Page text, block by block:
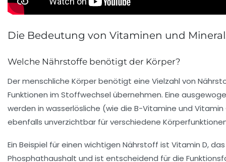
Die Bedeutung von Vitaminen und
Welche Nährstoffe benötigt der Körper?
Der menschliche Körper benötigt eine Vielzahl von
Funktionen im Stoffwechsel übernehmen. Eine
werden in wasserlösliche (wie die B-Vitamine und Vitamin
ebenfalls unverzichtbar für verschiedene
Ein Beispiel für einen wichtigen Nährstoff ist Vitamin D,
Phosphathaushalt und ist entscheidend für die